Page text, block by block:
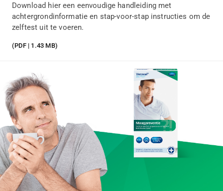
Download hier een eenvoudige handleiding met
achtergrondinformatie en stap-voor-stap instructies om de
zelftest uit te voeren.
(PDF | 1.43 MB)